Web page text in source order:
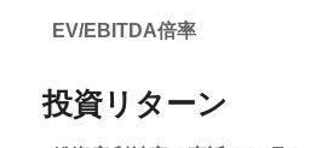
EV/EBITDA倍率
投資リターン